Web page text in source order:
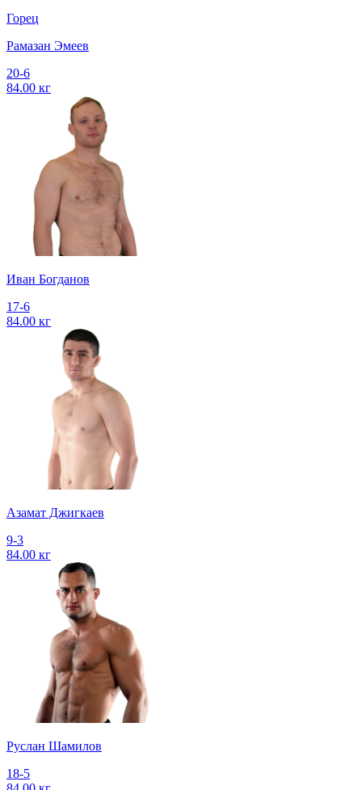
Горец
Рамазан Эмеев
20-6
84.00 кг
Иван Богданов
17-6
84.00 кг
Азамат Джигкаев
9-3
84.00 кг
Руслан Шамилов
18-5